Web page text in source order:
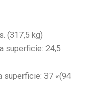
(317,5 kg)
superficie: 24,5
superficie: 37 «(94